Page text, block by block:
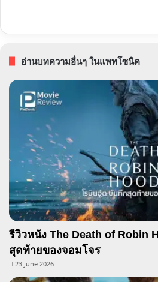
อ่านบทความอื่นๆ ในแพทโซนิค
รีวิวหนัง The Death of Robin
สุดท้ายของจอมโจร
23 June 2026